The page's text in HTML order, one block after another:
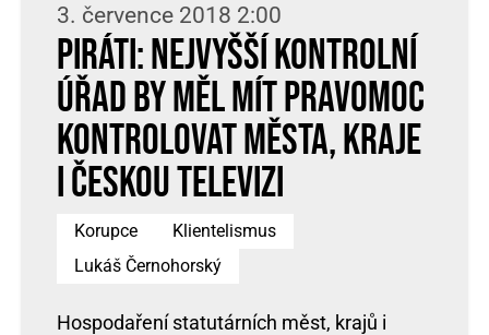
3. července 2018 2:00
Piráti: Nejvyšší kontrolní
úřad by měl mít pravomoc
kontrolovat města, kraje
i Českou televizi
Korupce
Klientelismus
Lukáš Černohorský
Hospodaření statutárních měst, krajů i